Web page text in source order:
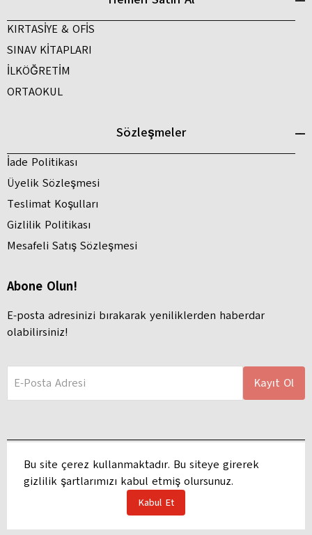
Bu site çerez kullanmaktadır. Bu siteye girerek
gizlilik şartlarımızı kabul etmiş olursunuz.
Kabul Et
KIRTASİYE & OFİS
SINAV KİTAPLARI
İLKÖĞRETİM
ORTAOKUL
Sözleşmeler
İade Politikası
Üyelik Sözleşmesi
Teslimat Koşulları
Gizlilik Politikası
Mesafeli Satış Sözleşmesi
Abone Olun!
E-posta adresinizi bırakarak yeniliklerden haberdar
olabilirsiniz!
E-Posta Adresi Kayıt Ol
Adres: Hacı Hasanlı, Ayhan Kılıç Apartmanı, Atatürk Blv. 127 B, 68100
Aksaray Merkez/Aksaray | Copyright 2025 Haluk Kırtasiye